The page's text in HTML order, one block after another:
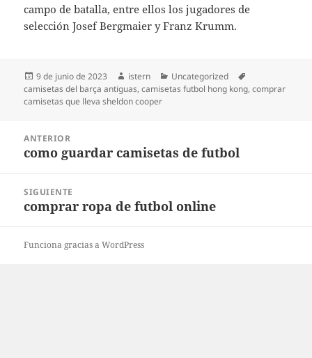
campo de batalla, entre ellos los jugadores de
selección Josef Bergmaier y Franz Krumm.
Publicado
el
9 de junio de 2023 Autor
istern Categorías
Uncategorized
camisetas del barça antiguas,camisetas futbol hong kong,comprar
camisetas que lleva sheldon cooper
entradas
ANTERIOR
Entrada
como guardar camisetas de futbol
SIGUIENTE
Entrada
comprar ropa de futbol online
Funciona gracias a WordPress